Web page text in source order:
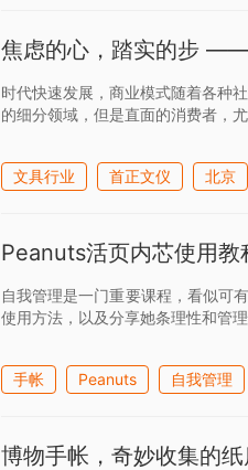
焦虑的心，踏实的步 ——
时代快速发展，商业模式随着各种
的细分领域，但是直面的消费者，
文具行业 首正文仪 北京
Peanuts活页内芯使用教
自我管理是一门重要课程，看似可
使用方法，以及分享她条理性和管
手帐 Peanuts 自我管理
博物手帐，奇妙收集的